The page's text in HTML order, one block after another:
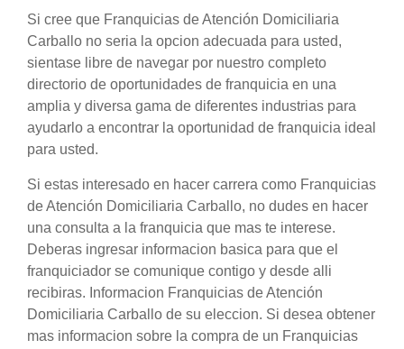
Si cree que Franquicias de Atención Domiciliaria
Carballo no seria la opcion adecuada para usted,
sientase libre de navegar por nuestro completo
directorio de oportunidades de franquicia en una
amplia y diversa gama de diferentes industrias para
ayudarlo a encontrar la oportunidad de franquicia ideal
para usted.
Si estas interesado en hacer carrera como Franquicias
de Atención Domiciliaria Carballo, no dudes en hacer
una consulta a la franquicia que mas te interese.
Deberas ingresar informacion basica para que el
franquiciador se comunique contigo y desde alli
recibiras. Informacion Franquicias de Atención
Domiciliaria Carballo de su eleccion. Si desea obtener
mas informacion sobre la compra de un Franquicias